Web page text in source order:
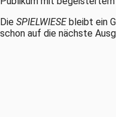
Die SPIELWIESEbleibt ein
schon auf die nächste